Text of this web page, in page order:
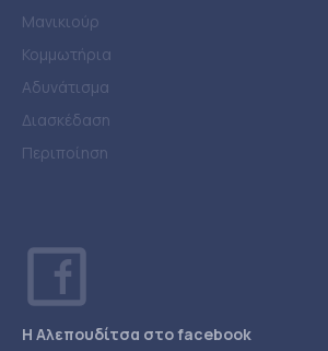
Μανικιούρ
Κομμωτήρια
Αδυνάτισμα
Διασκέδαση
Περιποίηση
Η Αλεπουδίτσα στο facebook